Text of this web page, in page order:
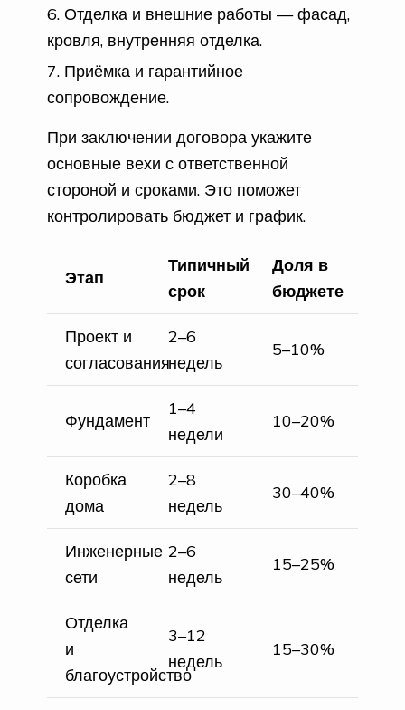
Отделка и внешние работы — фасад,
кровля, внутренняя отделка.
Приёмка и гарантийное
сопровождение.
При заключении договора укажите
основные вехи с ответственной
стороной и сроками. Это поможет
контролировать бюджет и график.
Этап
Типичный
срок
Доля в
бюджете
Проект и
согласования
2–6
недель
5–10%
Фундамент
1–4
недели
10–20%
Коробка
дома
2–8
недель
30–40%
Инженерные
сети
2–6
недель
15–25%
Отделка
и
благоустройство
3–12
недель
15–30%